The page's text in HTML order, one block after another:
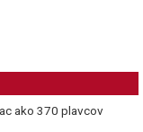
ako 370 plavcov